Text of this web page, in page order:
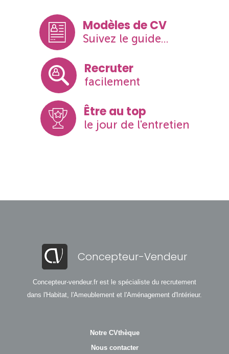
Modèles de CV
Suivez le guide...
Recruter
facilement
Être au top
le jour de l'entretien
Concepteur-Vendeur
Concepteur-vendeur.fr est le spécialiste du recrutement
dans l'Habitat, l'Ameublement et l'Aménagement d'Intérieur.
Notre CVthèque
Nous contacter